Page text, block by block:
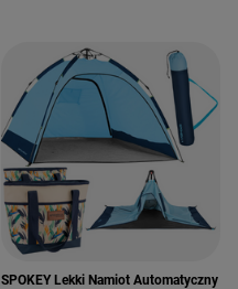
SPOKEY Lekki Namiot Automatyczny